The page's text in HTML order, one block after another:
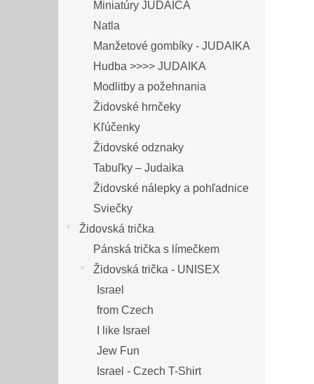
Miniatúry JUDAICA
Natla
Manžetové gombíky - JUDAIKA
Hudba >>>> JUDAIKA
Modlitby a požehnania
Židovské hrnčeky
Kľúčenky
Židovské odznaky
Tabuľky – Judaika
Židovské nálepky a pohľadnice
Sviečky
Židovská trička
Pánská trička s límečkem
Židovská trička - UNISEX
Israel
from Czech
I like Israel
Jew Fun
Israel - Czech T-Shirt